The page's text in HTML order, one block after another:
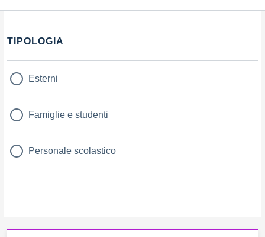
Filtri
TIPOLOGIA
Esterni
Famiglie e studenti
Personale scolastico